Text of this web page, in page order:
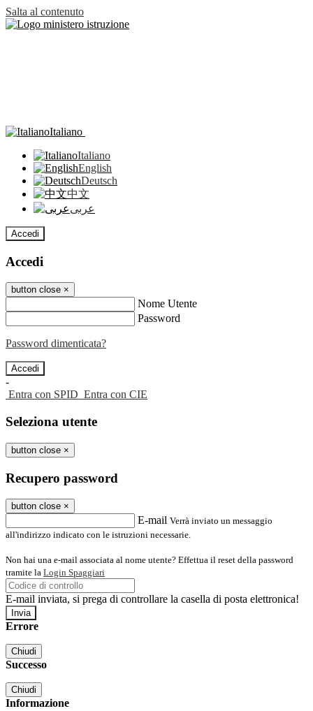
Salta al contenuto
Italiano
Italiano
English
Deutsch
中文
عربى
Accedi
Accedi
button close ×
Nome Utente
Password
Password dimenticata?
-
Entra con SPID Entra con CIE
Seleziona utente
button close ×
Recupero password
button close ×
E-mail Verrà inviato un messaggio
all'indirizzo indicato con le istruzioni necessarie.
Non hai una e-mail associata al nome utente? Effettua il reset della password
tramite la Login Spaggiari
E-mail inviata, si prega di controllare la casella di posta elettronica!
Errore
Chiudi
Successo
Chiudi
Informazione